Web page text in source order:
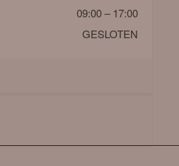
09:00 – 17:00
GESLOTEN